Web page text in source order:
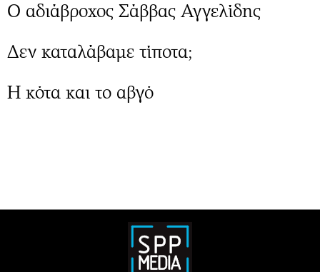
Ο αδιάβροχος Σάββας Αγγελίδης
Δεν καταλάβαμε τίποτα;
Η κότα και το αβγό